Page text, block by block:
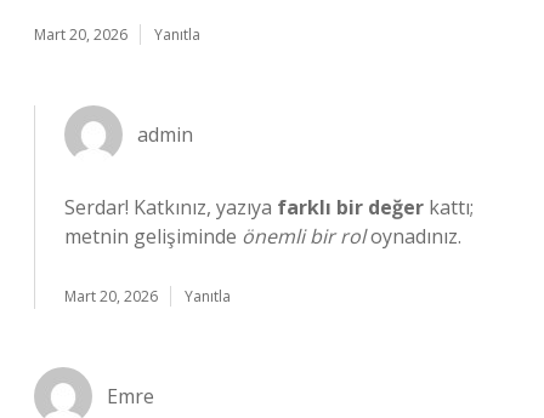
Mart 20, 2026 Yanıtla
admin
Serdar! Katkınız, yazıya farklı bir değer kattı;
metnin gelişiminde önemli bir roloynadınız.
Mart 20, 2026 Yanıtla
Emre